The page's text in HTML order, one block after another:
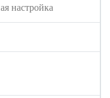
настройка